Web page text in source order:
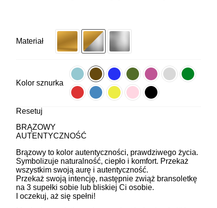
Materiał
Kolor sznurka
Resetuj
BRĄZOWY
AUTENTYCZNOŚĆ
Brązowy to kolor autentyczności, prawdziwego życia.
Symbolizuje naturalność, ciepło i komfort. Przekaż
wszystkim swoją aurę i autentyczność.
Przekaż swoją intencję, następnie zwiąż bransoletkę
na 3 supełki sobie lub bliskiej Ci osobie.
I oczekuj, aż się spełni!